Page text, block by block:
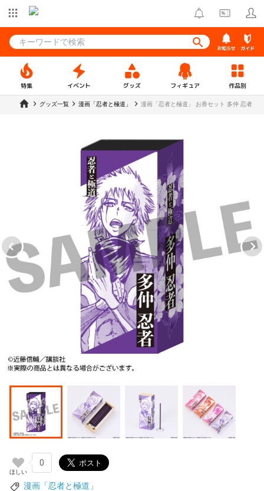
お知らせ ガイド
特集 イベント グッズ フィギュア 作品別
グッズ一覧 漫画「忍者と極道」 漫画「忍者と極道」 お香セット 多仲 忍者
0
漫画「忍者と極道」